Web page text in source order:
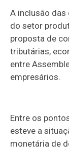
A inclusão
do setor
proposta de
tributárias,
entre
empresários.
Entre os
esteve a
monetária de